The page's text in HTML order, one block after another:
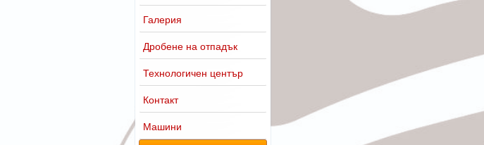
Галерия
Дробене на отпадък
Технологичен център
Контакт
Машини